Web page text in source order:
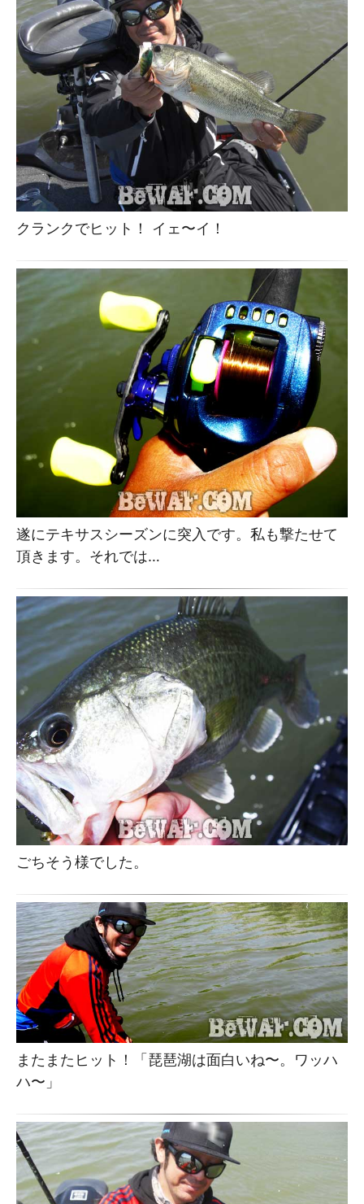
クランクでヒット！ イェ〜イ！
遂にテキサスシーズンに突入です。私も撃たせて
頂きます。それでは…
ごちそう様でした。
またまたヒット！「琵琶湖は面白いね〜。ワッハ
ハ〜」